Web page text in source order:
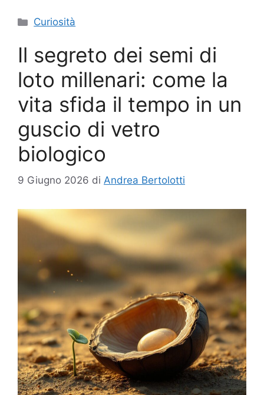
Categorie
Curiosità
Il segreto dei semi di
loto millenari: come la
vita sfida il tempo in un
guscio di vetro
biologico
9 Giugno 2026 di Andrea Bertolotti